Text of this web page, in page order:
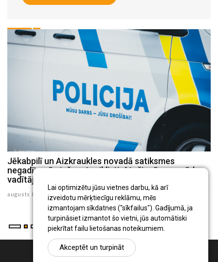
Lai optimizētu jūsu vietnes darbu, kā arī
izveidotu mērķtiecīgu reklāmu, mēs
izmantojam sīkdatnes ("sīkfailus"). Gadījumā, ja
turpināsiet izmantot šo vietni, jūs automātiski
piekrītat failu lietošanas noteikumiem.
Akceptēt un turpināt
Jēkabpilī un Aizkraukles novadā satiksmes
negadījumā cieš motociklisti, Atašienē – mopēda
vadītājs
augusts 03 , 2026